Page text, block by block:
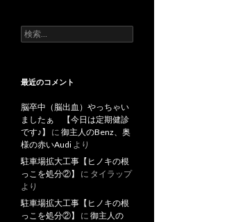
検
索
最近のコメント
脳卒中（脳出血）やっちゃい
ましたぁ 【今日は定期健診
です♪】
に 御主人のBenz、奥
様の赤いAudi より
駐車場拡大工事【ヒノキの根
っこを処分②】
に タイラップ
より
駐車場拡大工事【ヒノキの根
っこを処分②】
に 御主人の